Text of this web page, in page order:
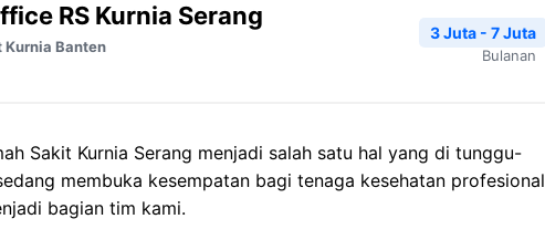
RS Kurnia Serang
Kurnia Banten
3 Juta - 7 Juta
Bulanan
Sakit Kurnia Serang menjadi salah satu hal yang di tunggu-
membuka kesempatan bagi tenaga kesehatan profesional
bagian tim kami.